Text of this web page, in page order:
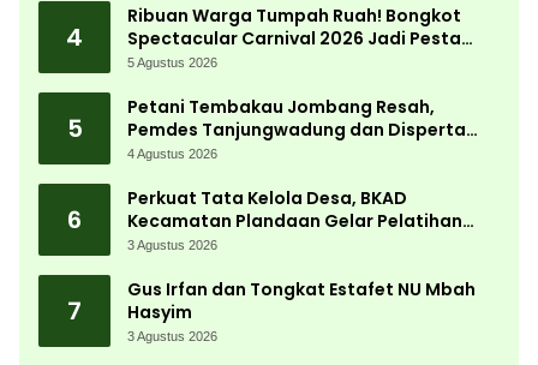
4
Ribuan Warga Tumpah Ruah! Bongkot
Spectacular Carnival 2026 Jadi Pesta
Kemerdekaan Terbesar di Peterongan
5 Agustus 2026
5
Petani Tembakau Jombang Resah,
Pemdes Tanjungwadung dan Disperta
Bergerak Cepat
4 Agustus 2026
6
Perkuat Tata Kelola Desa, BKAD
Kecamatan Plandaan Gelar Pelatihan
Aparatur Pemdes
3 Agustus 2026
7
Gus Irfan dan Tongkat Estafet NU Mbah
Hasyim
3 Agustus 2026